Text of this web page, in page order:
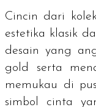
Cincin dari
estetika klasik
desain yang
gold
serta
memukau di
simbol cinta